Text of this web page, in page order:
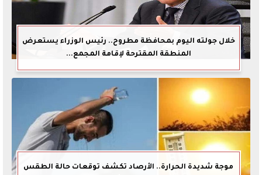
خلال جولته اليوم بمحافظة مطروح.. رئيس الوزراء يستعرض
المنطقة المقترحة لإقامة المجمع...
موجة شديدة الحرارة.. الأرصاد تكشف توقعات حالة الطقس